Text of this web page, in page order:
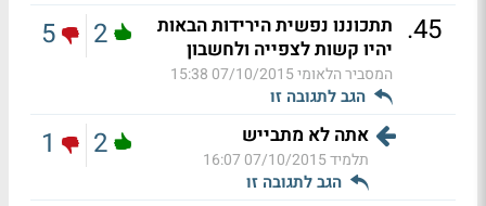
45
. תתכוננו נפשית הירידות הבאות
יהיו קשות לצפייה ולחשבון
המסביר הלאומי07/10/2015 15:38
הגב לתגובה זו
2
5
אתה לא מתבייש
תלמיד07/10/2015 16:07
הגב לתגובה זו
2
1